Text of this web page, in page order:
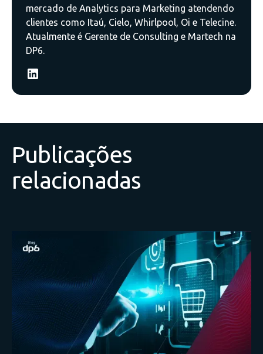
mercado de Analytics para Marketing atendendo
clientes como Itaú, Cielo, Whirlpool, Oi e Telecine.
Atualmente é Gerente de Consulting e Martech na
DP6.
Publicações
relacionadas